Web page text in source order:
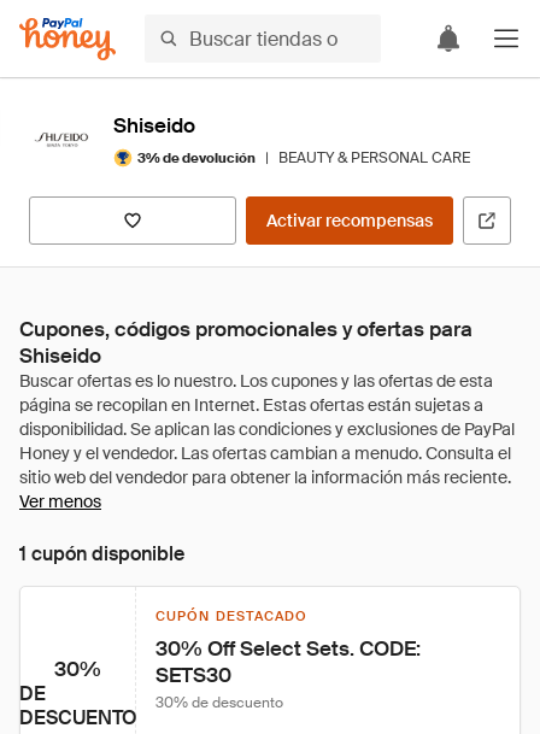
Shiseido
3% de devolución | BEAUTY & PERSONAL CARE
Activar recompensas
Cupones, códigos promocionales y ofertas para
Shiseido
Ver menos
1 cupón disponible
30%
DE
DESCUENTO
CUPÓN DESTACADO
30% Off Select Sets. CODE:
SETS30
30% de descuento